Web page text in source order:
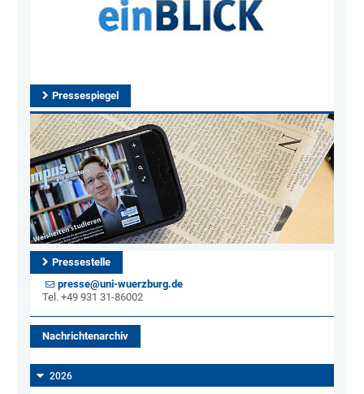
Pressespiegel
Pressestelle
presse@uni-wuerzburg.de
Tel. +49 931 31-86002
Nachrichtenarchiv
2026